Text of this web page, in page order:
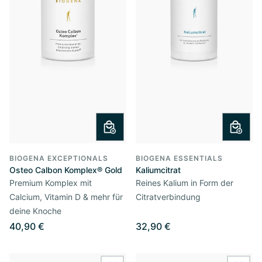
BIOGENA EXCEPTIONALS
Osteo Calbon Komplex® Gold
Premium Komplex mit
Calcium, Vitamin D & mehr für
deine Knoche
40,90 €
BIOGENA ESSENTIALS
Kaliumcitrat
Reines Kalium in Form der
Citratverbindung
32,90 €